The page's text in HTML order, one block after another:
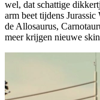
wel, dat schattige
arm beet tijdens
de Allosaurus,
meer krijgen nieuwe